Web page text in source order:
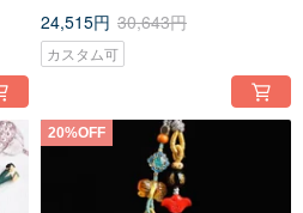
24,515円 30,643円
カスタム可
20%OFF